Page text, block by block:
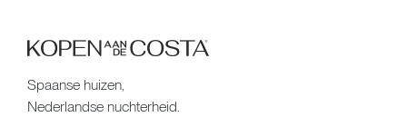
Spaanse huizen,
Nederlandse nuchterheid.